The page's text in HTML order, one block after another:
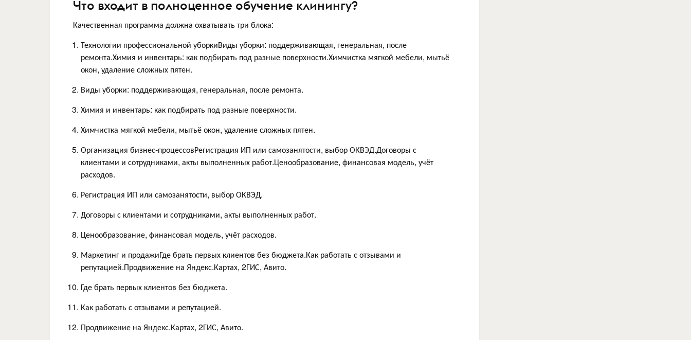
Что входит в полноценное обучение клинингу?
Качественная программа должна охватывать три блока:
Технологии профессиональной уборкиВиды уборки: поддерживающая, генеральная, после
ремонта.Химия и инвентарь: как подбирать под разные поверхности.Химчистка мягкой мебели, мытьё
окон, удаление сложных пятен.
Виды уборки: поддерживающая, генеральная, после ремонта.
Химия и инвентарь: как подбирать под разные поверхности.
Химчистка мягкой мебели, мытьё окон, удаление сложных пятен.
Организация бизнес-процессовРегистрация ИП или самозанятости, выбор ОКВЭД.Договоры с
клиентами и сотрудниками, акты выполненных работ.Ценообразование, финансовая модель, учёт
расходов.
Регистрация ИП или самозанятости, выбор ОКВЭД.
Договоры с клиентами и сотрудниками, акты выполненных работ.
Ценообразование, финансовая модель, учёт расходов.
Маркетинг и продажиГде брать первых клиентов без бюджета.Как работать с отзывами и
репутацией.Продвижение на Яндекс.Картах, 2ГИС, Авито.
Где брать первых клиентов без бюджета.
Как работать с отзывами и репутацией.
Продвижение на Яндекс.Картах, 2ГИС, Авито.